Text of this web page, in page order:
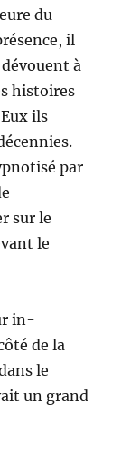
du
il
à
histoires
ils
par
sur le
le
in-
de la
le
un grand